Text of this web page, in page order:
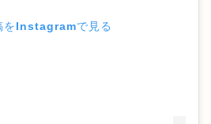
をInstagramで見る